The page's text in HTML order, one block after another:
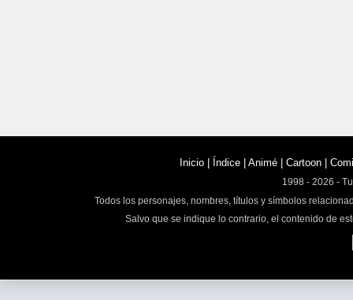
Inicio Índice Animé Cartoon
1998 - 2026 -
Todos los personajes, nombres, títulos y símbolos
Salvo que se indique lo contrario, el contenido de